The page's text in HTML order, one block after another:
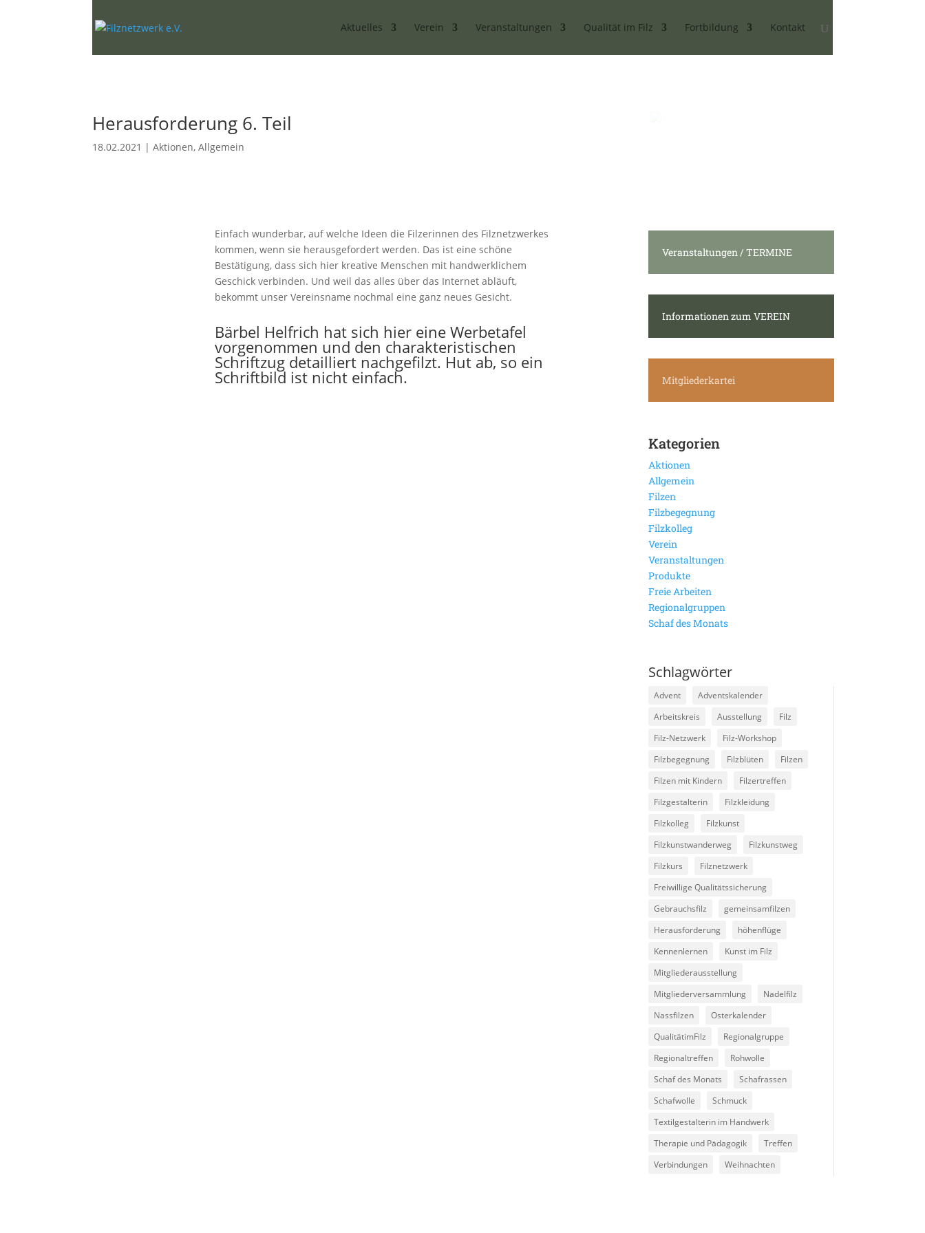
Aktuelles Verein Veranstaltungen Qualität im Filz Fortbildung Kontakt
Herausforderung 6. Teil
18.02.2021 |Aktionen,Allgemein
Einfach wunderbar, auf welche Ideen die Filzerinnen des Filznetzwerkes
kommen, wenn sie herausgefordert werden. Das ist eine schöne
Bestätigung, dass sich hier kreative Menschen mit handwerklichem
Geschick verbinden. Und weil das alles über das Internet abläuft,
bekommt unser Vereinsname nochmal eine ganz neues Gesicht.
Bärbel Helfrich hat sich hier eine Werbetafel
vorgenommen und den charakteristischen
Schriftzug detailliert nachgefilzt. Hut ab, so ein
Schriftbild ist nicht einfach.
Veranstaltungen / TERMINE
Informationen zum VEREIN
Mitgliederkartei
Kategorien
Aktionen
Allgemein
Filzen
Filzbegegnung
Filzkolleg
Verein
Veranstaltungen
Produkte
Freie Arbeiten
Regionalgruppen
Schaf des Monats
Schlagwörter
Advent
Adventskalender
Arbeitskreis
Ausstellung
Filz
Filz-Netzwerk
Filz-Workshop
Filzbegegnung
Filzblüten
Filzen
Filzen mit Kindern
Filzertreffen
Filzgestalterin
Filzkleidung
Filzkolleg
Filzkunst
Filzkunstwanderweg
Filzkunstweg
Filzkurs
Filznetzwerk
Freiwillige Qualitätssicherung
Gebrauchsfilz
gemeinsamfilzen
Herausforderung
höhenflüge
Kennenlernen
Kunst im Filz
Mitgliederausstellung
Mitgliederversammlung
Nadelfilz
Nassfilzen
Osterkalender
QualitätimFilz
Regionalgruppe
Regionaltreffen
Rohwolle
Schaf des Monats
Schafrassen
Schafwolle
Schmuck
Textilgestalterin im Handwerk
Therapie und Pädagogik
Treffen
Verbindungen
Weihnachten